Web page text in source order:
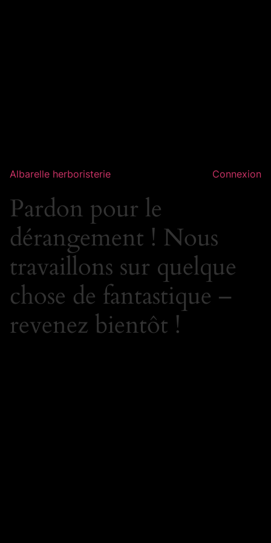
Albarelle herboristerie Connexion
Pardon pour le
dérangement ! Nous
travaillons sur quelque
chose de fantastique –
revenez bientôt !